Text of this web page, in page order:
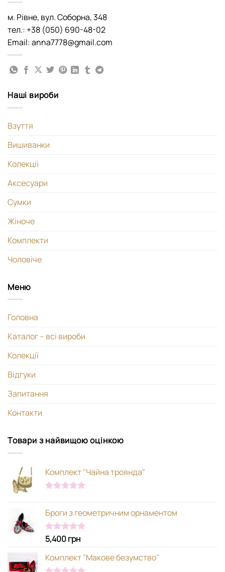
м. Рівне, вул. Соборна, 348
тел.: +38 (050) 690-48-02
Email: anna7778@gmail.com
Наші вироби
Взуття
Вишиванки
Колекціі
Аксесуари
Сумки
Жіноче
Комплекти
Чоловіче
Меню
Головна
Каталог – всі вироби
Колекції
Відгуки
Запитання
Контакти
Товари з найвищою оцінкою
Комплект "Чайна троянда"
Броги з геометричним орнаментом
Оцінено в
з 5
5,400грн
Комплект "Макове безумство"